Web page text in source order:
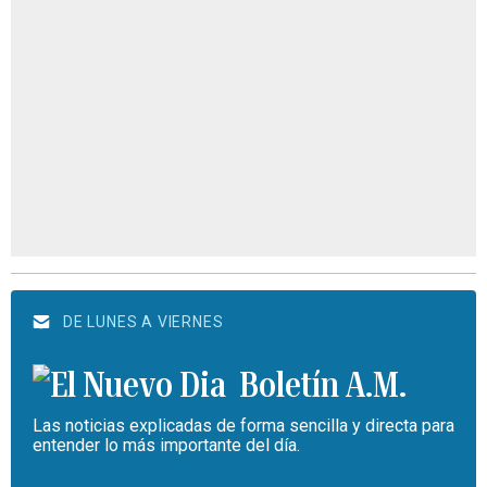
DE LUNES A VIERNES
Boletín A.M.
Las noticias explicadas de forma sencilla y directa para
entender lo más importante del día.